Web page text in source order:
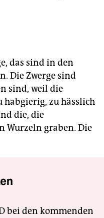
das sind in den
Die Zwerge sind
sind, weil die
habgierig, zu hässlich
die, die
Wurzeln graben. Die
bei den kommenden